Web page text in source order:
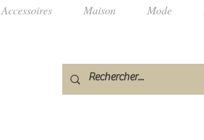
Accessoires Maison Mode